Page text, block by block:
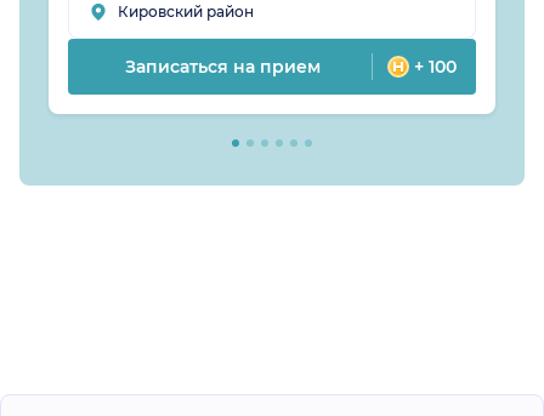
Кировский район
Записаться на прием + 100